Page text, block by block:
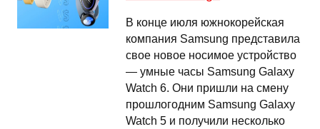
В конце июля южнокорейская
компания Samsung представила
свое новое носимое устройство
— умные часы Samsung Galaxy
Watch 6. Они пришли на смену
прошлогодним Samsung Galaxy
Watch 5 и получили несколько